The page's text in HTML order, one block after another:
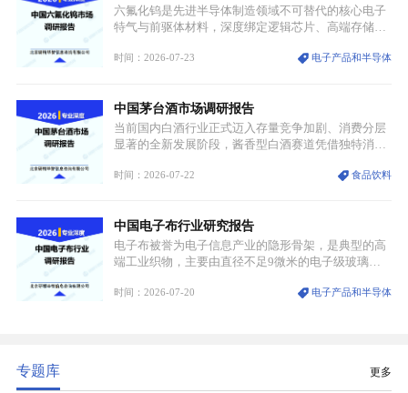
需资源。
六氟化钨是先进半导体制造领域不可替代的核心电子
特气与前驱体材料，深度绑定逻辑芯片、高端存储芯
沉积（CVD）、原子层沉积（ALD）工艺专用前驱体
密制造流程。
时间：2026-07-23 电子产品和半导体
中国茅台酒市场调研报告
当前国内白酒行业正式迈入存量竞争加剧、消费分层
显著的全新发展阶段，酱香型白酒赛道凭借独特消费
道。贵州茅台凭借独一无二的核心产区壁垒、刚性产
业。
时间：2026-07-22 食品饮料
中国电子布行业研究报告
电子布被誉为电子信息产业的隐形骨架，是典型的高
端工业织物，主要由直径不足9微米的电子级玻璃纤
生产制造过程中不可或缺的核心基材。电子布具备高
时间：2026-07-20 电子产品和半导体
专题库 更多